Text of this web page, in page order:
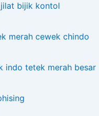
bijik kontol
merah cewek chindo
indo tetek merah besar